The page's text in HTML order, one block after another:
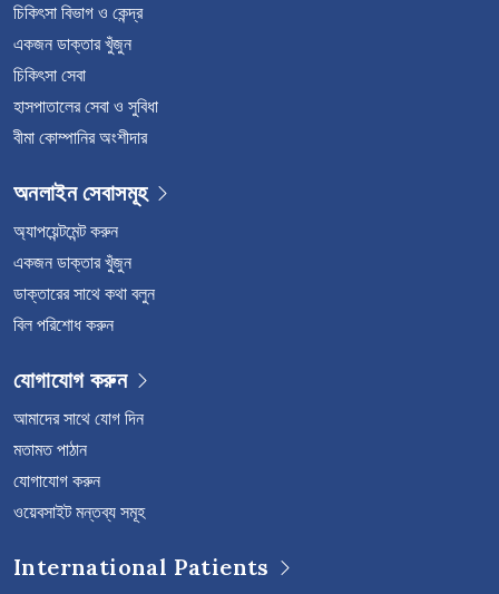
চিকিৎসা বিভাগ ও কেন্দ্র
একজন ডাক্তার খুঁজুন
চিকিৎসা সেবা
হাসপাতালের সেবা ও সুবিধা
বীমা কোম্পানির অংশীদার
অনলাইন সেবাসমূহ
অ্যাপয়েন্টমেন্ট করুন
একজন ডাক্তার খুঁজুন
ডাক্তারের সাথে কথা বলুন
বিল পরিশোধ করুন
যোগাযোগ করুন
আমাদের সাথে যোগ দিন
মতামত পাঠান
যোগাযোগ করুন
ওয়েবসাইট মন্তব্য সমূহ
International Patients